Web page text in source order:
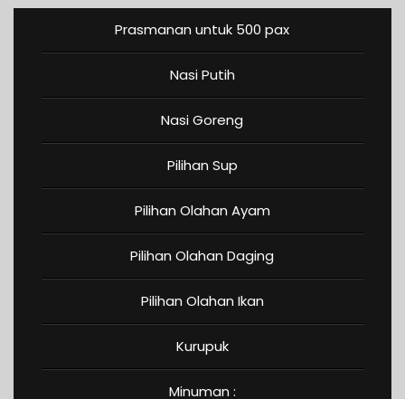
Prasmanan untuk 500 pax
Nasi Putih
Nasi Goreng
Pilihan Sup
Pilihan Olahan Ayam
Pilihan Olahan Daging
Pilihan Olahan Ikan
Kurupuk
Minuman :